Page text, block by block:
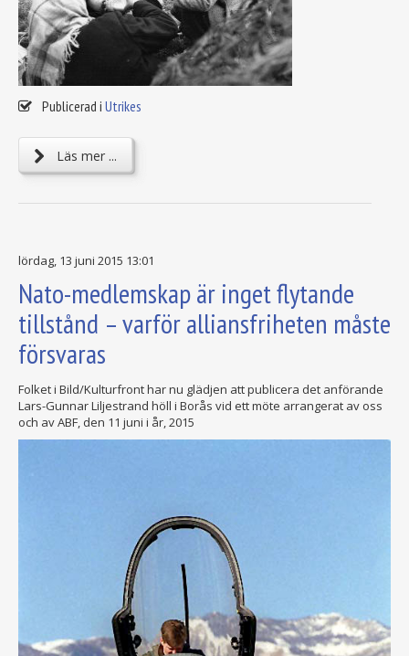
Publicerad i Utrikes
Läs mer ...
lördag, 13 juni 2015 13:01
Nato-medlemskap är inget flytande
tillstånd – varför alliansfriheten måste
försvaras
Folket i Bild/Kulturfront har nu glädjen att publicera det anförande
Lars-Gunnar Liljestrand höll i Borås vid ett möte arrangerat av oss
och av ABF, den 11 juni i år, 2015